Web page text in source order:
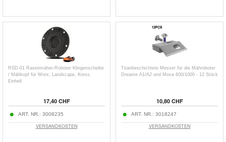
RSD-01 Rasenmäher-Roboter Klingenscheibe
/ Mähkopf für Worx, Landxcape, Kress,
Einhell
17,40 CHF
ART. NR.: 3008235
VERSANDKOSTEN
Titanbeschichtete Messer für die Mähroboter
Dreame A1/A2 und Mova 600/1000 - 12 Stück
10,80 CHF
ART. NR.: 3018247
VERSANDKOSTEN